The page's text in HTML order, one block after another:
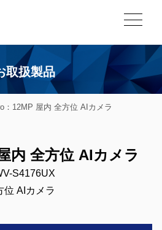
取扱製品
：12MP 屋内 全方位 AIカメラ
内 全方位 AIカメラ
S4176UX